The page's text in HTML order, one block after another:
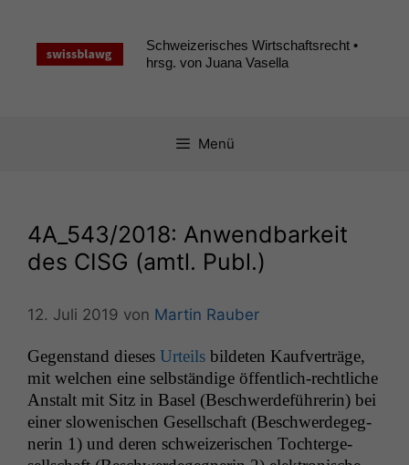
springen
Schweizerisches Wirtschaftsrecht •
hrsg. von Juana Vasella
Menü
4A_543/2018: Anwendbarkeit
des CISG (amtl. Publ.)
12. Juli 2019 von Martin Rauber
Gegen­stand dieses Urteils bilde­ten Kaufverträge,
mit welchen eine selb­ständi­ge öffentlich-rechtliche
Anstalt mit Sitz in Basel (Beschw­erde­führerin) bei
ein­er slowenis­chen Gesellschaft (Beschw­erdegeg­
ner­in 1) und deren schweiz­erischen Tochterge­